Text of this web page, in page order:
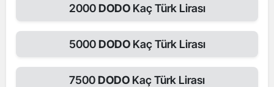
2000DODO Kaç Türk Lirası
5000DODO Kaç Türk Lirası
7500DODO Kaç Türk Lirası